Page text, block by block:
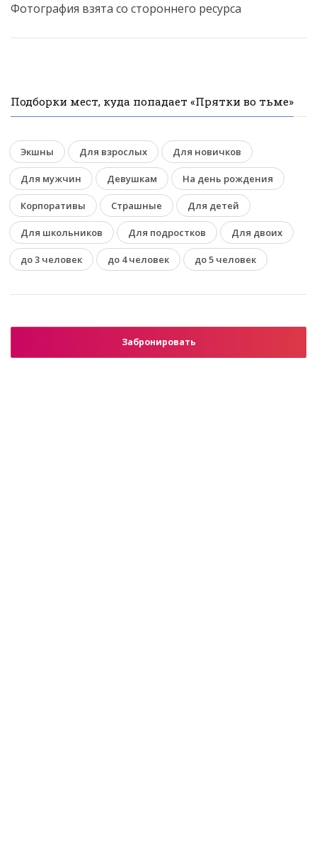
Фотография взята со стороннего ресурса
Подборки мест, куда попадает «Прятки во тьме»
Экшны Для взрослых Для новичков
Для мужчин Девушкам На день рождения
Корпоративы Страшные Для детей
Для школьников Для подростков Для двоих
до 3 человек до 4 человек до 5 человек
Забронировать